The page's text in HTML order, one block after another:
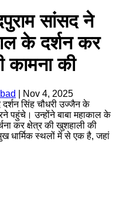
सांसद ने
के दर्शन कर
कामना की
Nov 4, 2025
सिंह चौधरी उज्जैन के
पहुंचे। उन्होंने बाबा महाकाल के
कर क्षेत्र की खुशहाली की
धार्मिक स्थलों में से एक है, जहां